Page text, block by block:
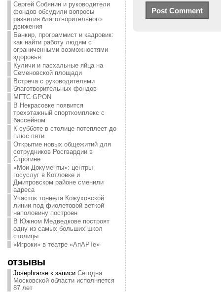
Сергей Собянин и руководители
фондов обсудили вопросы
развития благотворительного
движения
Банкир, программист и кадровик:
как найти работу людям с
ограниченными возможностями
здоровья
Куличи и пасхальные яйца на
Семеновской площади
Встреча с руководителями
благотворительных фондов
МГТС GPON
В Некрасовке появится
трехэтажный спорткомплекс с
бассейном
К субботе в столице потеплеет до
плюс пяти
Открытие новых общежитий для
сотрудников Росгвардии в
Строгине
«Мои Документы»: центры
госуслуг в Котловке и
Дмитровском районе сменили
адреса
Участок тоннеля Кожуховской
линии под фиолетовой веткой
наполовину построен
В Южном Медведкове построят
одну из самых больших школ
столицы
«Игроки» в театре «АпАРТе»
отзывы
Josephrarseк записи Сегодня
Московской области исполняется
87 лет